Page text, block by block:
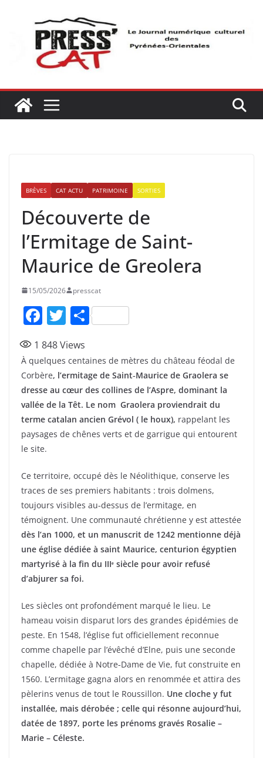
BRÈVES CAT ACTU PATRIMOINE SORTIES
Découverte de
l’Ermitage de Saint-
Maurice de Greolera
15/05/2026 presscat
F
c
e
b
o
o
k
T
itt
er
P
ta
g
er
1 848Views
À quelques centaines de mètres du château féodal de
Corbère, l’ermitage de Saint‑Maurice de Graolera se
dresse au cœur des collines de l’Aspre, dominant la
vallée de la Têt. Le nom Graolera proviendrait du
terme catalan ancien Grévol ( le houx), rappelant les
paysages de chênes verts et de garrigue qui entourent
le site.
Ce territoire, occupé dès le Néolithique, conserve les
traces de ses premiers habitants : trois dolmens,
toujours visibles au‑dessus de l’ermitage, en
témoignent. Une communauté chrétienne y est attestée
dès l’an 1000, et un manuscrit de 1242 mentionne déjà
une église dédiée à saint Maurice, centurion égyptien
martyrisé à la fin du IIIᵉ siècle pour avoir refusé
d’abjurer sa foi.
Les siècles ont profondément marqué le lieu. Le
hameau voisin disparut lors des grandes épidémies de
peste. En 1548, l’église fut officiellement reconnue
comme chapelle par l’évêché d’Elne, puis une seconde
chapelle, dédiée à Notre‑Dame de Vie, fut construite en
1560. L’ermitage gagna alors en renommée et attira des
pèlerins venus de tout le Roussillon. Une cloche y fut
installée, mais dérobée ; celle qui résonne aujourd’hui,
datée de 1897, porte les prénoms gravés Rosalie –
Marie – Céleste.